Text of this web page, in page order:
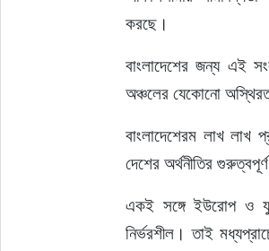
করছে।
বাংলাদেশের জন্য এই
অঞ্চলের যেকোনো
বাংলাদেশেরম লাখ লাখ
দেশের অর্থনীতির
একই সঙ্গে ইউরোপ ও
নির্ভরশীল। তাই